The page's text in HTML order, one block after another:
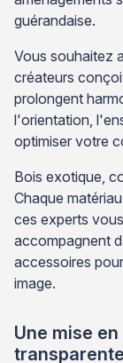
guérandaise.
Vous souhaitez
créateurs
prolongent
l'orientation,
optimiser votre
Bois exotique,
Chaque
ces experts
accompagnent
accessoires
image.
Une mise
transparente